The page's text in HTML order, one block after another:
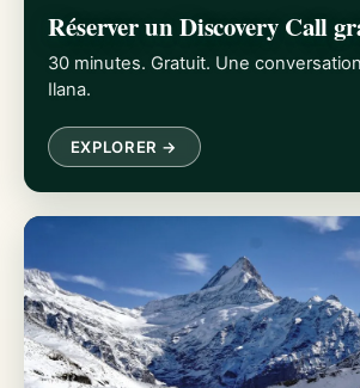
Réserver un Discovery Call
30 minutes. Gratuit. Une
Ilana.
EXPLORER →